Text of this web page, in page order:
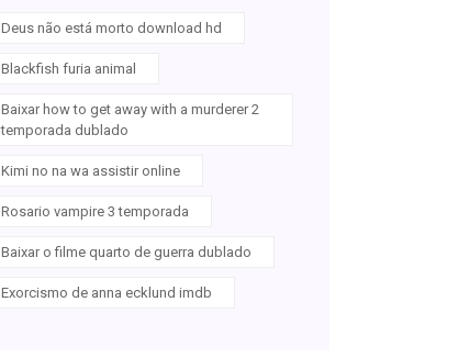
Deus não está morto download hd
Blackfish furia animal
Baixar how to get away with a murderer 2
temporada dublado
Kimi no na wa assistir online
Rosario vampire 3 temporada
Baixar o filme quarto de guerra dublado
Exorcismo de anna ecklund imdb